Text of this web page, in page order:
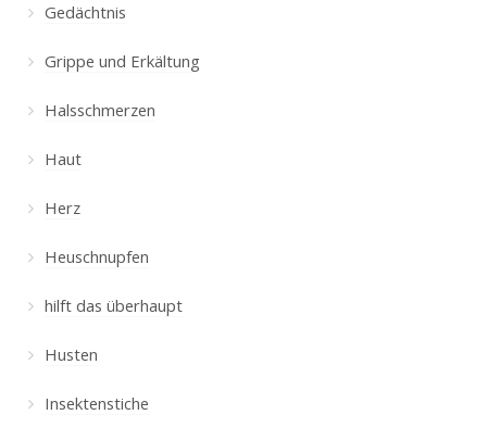
Gedächtnis
Grippe und Erkältung
Halsschmerzen
Haut
Herz
Heuschnupfen
hilft das überhaupt
Husten
Insektenstiche